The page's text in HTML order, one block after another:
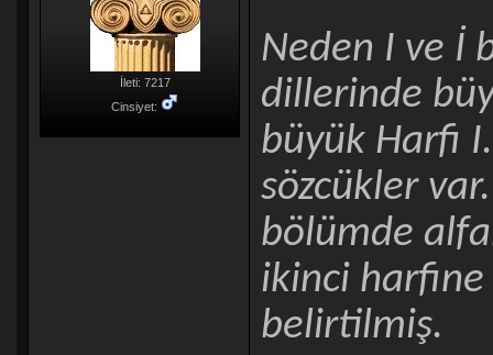
İleti: 7217
Cinsiyet:
Neden I ve İ
dillerinde
büyük Harfi
sözcükler
bölümde
ikinci harfine
belirtilmiş.